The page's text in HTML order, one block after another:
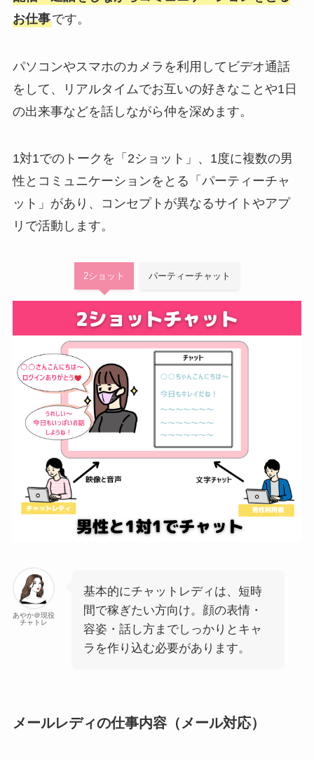
お仕事です。
パソコンやスマホのカメラを利用してビデオ通話
をして、リアルタイムでお互いの好きなことや1日
の出来事などを話しながら仲を深めます。
1対1でのトークを「2ショット」、1度に複数の男
性とコミュニケーションをとる「パーティーチャ
ット」があり、コンセプトが異なるサイトやアプ
リで活動します。
2ショット パーティーチャット
あやか＠現役
チャトレ
基本的にチャットレディは、短時
間で稼ぎたい方向け。顔の表情・
容姿・話し方までしっかりとキャ
ラを作り込む必要があります。
メールレディの仕事内容（メール対応）